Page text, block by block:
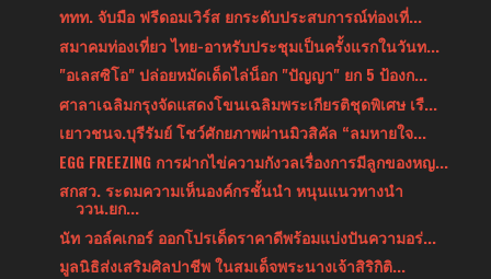
ททท. จับมือ ฟรีดอมเวิร์ส ยกระดับประสบการณ์ท่องเที่...
สมาคมท่องเที่ยว ไทย-อาหรับประชุมเป็นครั้งแรกในวันท...
"อเลสซิโอ" ปล่อยหมัดเด็ดไล่น็อก "ปัญญา" ยก 5 ป้องก...
ศาลาเฉลิมกรุงจัดแสดงโขนเฉลิมพระเกียรติชุดพิเศษ เรื...
เยาวชนจ.บุรีรัมย์ โชว์ศักยภาพผ่านมิวสิคัล “ลมหายใจ...
EGG FREEZING การฝากไข่ความกังวลเรื่องการมีลูกของหญ...
สกสว. ระดมความเห็นองค์กรชั้นนำ หนุนแนวทางนำ
ววน.ยก...
นัท วอล์คเกอร์ ออกโปรเด็ดราคาดีพร้อมแบ่งปันความอร่...
มูลนิธิส่งเสริมศิลปาชีพ ในสมเด็จพระนางเจ้าสิริกิติ...